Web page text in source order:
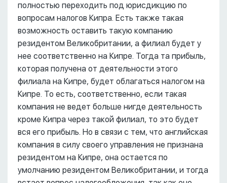
полностью переходить под юрисдикцию по
вопросам налогов Кипра. Есть также такая
возможность оставить такую компанию
резидентом Великобритании, а филиал будет у
нее соответственно на Кипре. Тогда та прибыль,
которая получена от деятельности этого
филиала на Кипре, будет облагаться налогом на
Кипре. То есть, соответственно, если такая
компания не ведет больше нигде деятельность
кроме Кипра через такой филиал, то это будет
вся его прибыль. Но в связи с тем, что английская
компания в силу своего управления не признана
резидентом на Кипре, она остается по
умолчанию резидентом Великобритании, и тогда